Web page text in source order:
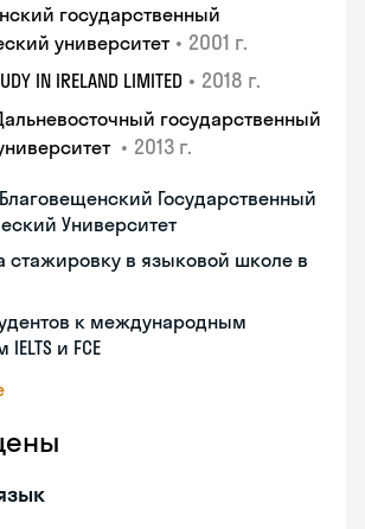
государственный
университет • 2001 г.
IN IRELAND LIMITED • 2018 г.
государственный
• 2013 г.
Государственный
Университет
стажировку в языковой школе в
к международным
и FCE